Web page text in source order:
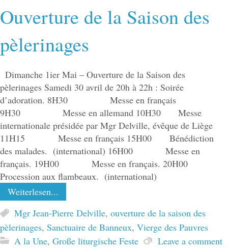
Ouverture de la Saison des
pèlerinages
Dimanche 1ier Mai – Ouverture de la Saison des
pèlerinages Samedi 30 avril de 20h à 22h : Soirée
d’adoration. 8H30 Messe en français
9H30 Messe en allemand 10H30 Messe
internationale présidée par Mgr Delville, évêque de Liège
11H15 Messe en français 15H00 Bénédiction
des malades. (international) 16H00 Messe en
français. 19H00 Messe en français. 20H00
Procession aux flambeaux. (international)
Weiterlesen...
Mgr Jean-Pierre Delville, ouverture de la saison des
pèlerinages, Sanctuaire de Banneux, Vierge des Pauvres
A la Une, Große liturgische Feste Leave a comment